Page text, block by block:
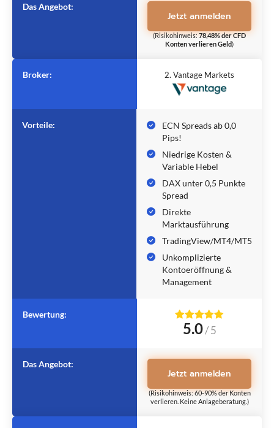
Das Angebot:
Jetzt anmelden
(Risikohinweis:78,48% der CFD
Konten verlieren Geld)
Broker: 2. Vantage Markets
Vorteile:
ECN Spreads ab 0,0
Pips!
Niedrige Kosten &
Variable Hebel
DAX unter 0,5 Punkte
Spread
Direkte
Marktausführung
TradingView/MT4/MT5
Unkomplizierte
Kontoeröffnung &
Management
Bewertung:
5.0/ 5
Das Angebot:
Jetzt anmelden
(Risikohinweis: 60-90% der Konten
verlieren. Keine Anlageberatung.)